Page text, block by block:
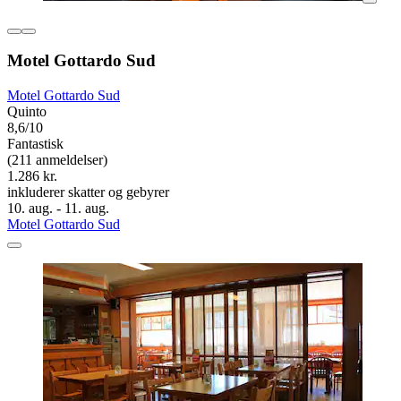
Motel Gottardo Sud
Motel Gottardo Sud
Quinto
8,6/10
Fantastisk
(211 anmeldelser)
1.286 kr.
inkluderer skatter og gebyrer
10. aug. - 11. aug.
Motel Gottardo Sud